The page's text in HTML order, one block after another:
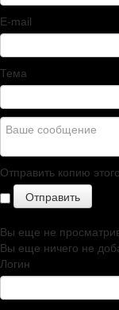
E-mail
Тема
Отправить копию
Вы еще не
Вы еще ничего не
Логин